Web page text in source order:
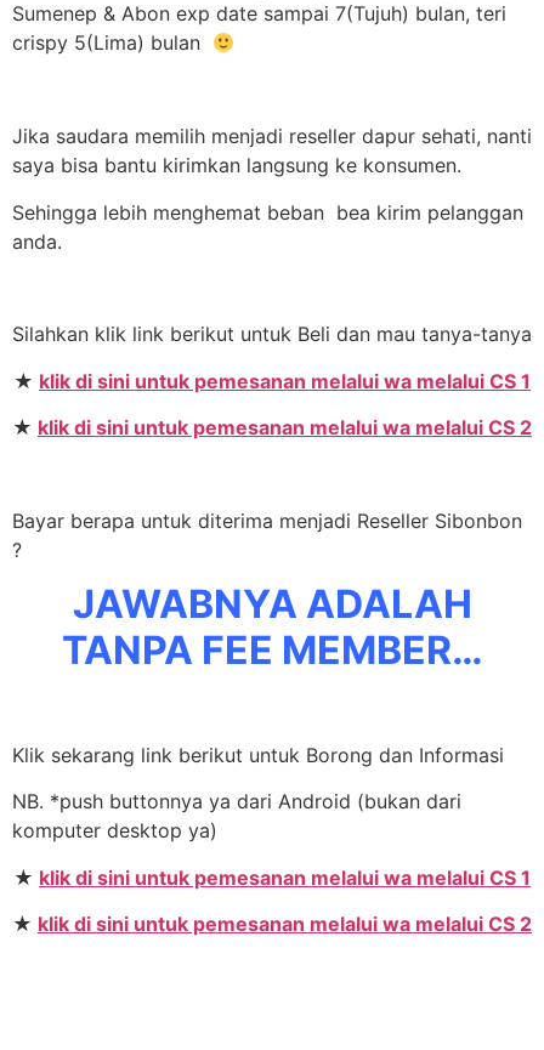
Sumenep & Abon exp date sampai 7(Tujuh) bulan, teri
crispy 5(Lima) bulan
Jika saudara memilih menjadi reseller dapur sehati, nanti
saya bisa bantu kirimkan langsung ke konsumen.
Sehingga lebih menghemat beban bea kirim pelanggan
anda.
Silahkan klik link berikut untuk Beli dan mau tanya-tanya
★ klik di sini untuk pemesanan melalui wa melalui CS 1
★ klik di sini untuk pemesanan melalui wa melalui CS 2
Bayar berapa untuk diterima menjadi Reseller Sibonbon
?
JAWABNYA ADALAH
TANPA FEE MEMBER…
Klik sekarang link berikut untuk Borong dan Informasi
NB. *push buttonnya ya dari Android (bukan dari
komputer desktop ya)
★ klik di sini untuk pemesanan melalui wa melalui CS 1
★ klik di sini untuk pemesanan melalui wa melalui CS 2